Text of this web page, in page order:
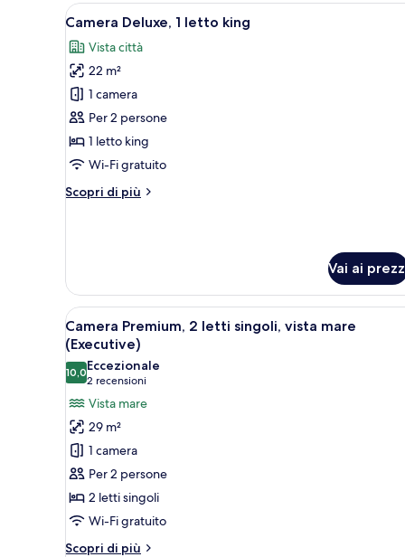
letto
Apri
tutte
le
foto
per
Camera
Deluxe,
1
king
Una camera d'albergo con
6
Camera Deluxe, 1 letto king
Vista città
22 m²
1 camera
Per 2 persone
1 letto king
Wi-Fi gratuito
Scopri di più
Altri
letto
king
Vai ai
Apri
tutte
le
foto
per
Camera
Premium,
2
letti
singoli,
vista
mare
Camera d'albergo con due
7
Camera Premium, 2 letti singoli, vista mare
(Executive)
10,010,0 su 10
Eccezionale
2 recensioni
(2
recensioni)
Vista mare
29 m²
1 camera
Per 2 persone
2 letti singoli
Wi-Fi gratuito
Scopri di più
Altri